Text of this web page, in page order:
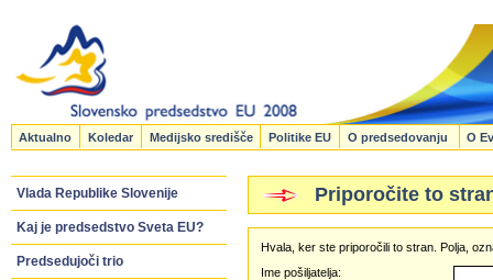
Aktualno Koledar Medijsko središče Politike EU O predsedovanju O
Vlada Republike Slovenije
Kaj je predsedstvo Sveta EU?
Predsedujoči trio
Priporočite to
Hvala, ker ste priporočili to stran. Polja,
Ime pošiljatelja: